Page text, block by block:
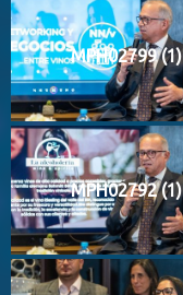
MPH02799 (1)
MPH02792 (1)